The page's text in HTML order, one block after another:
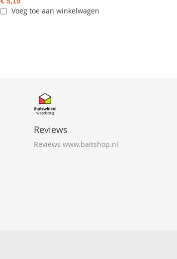
Voeg toe aan winkelwagen
Reviews
Reviews www.baitshop.nl